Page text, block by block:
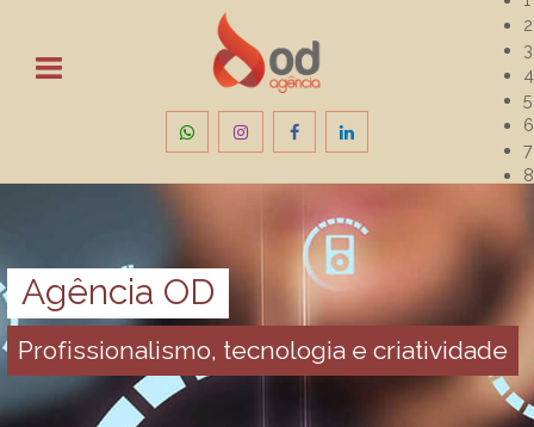
Agência OD
Profissionalismo, tecnologia e criatividade
2
3
4
5
6
7
8